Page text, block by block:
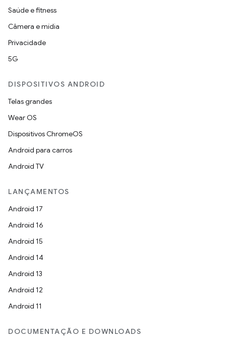
Saúde e fitness
Câmera e mídia
Privacidade
5G
DISPOSITIVOS ANDROID
Telas grandes
Wear OS
Dispositivos ChromeOS
Android para carros
Android TV
LANÇAMENTOS
Android 17
Android 16
Android 15
Android 14
Android 13
Android 12
Android 11
DOCUMENTAÇÃO E DOWNLOADS